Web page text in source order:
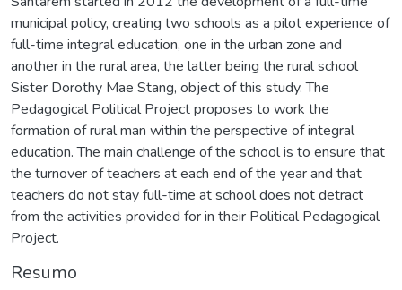
municipal policy, creating two schools as a pilot experience of
full-time integral education, one in the urban zone and
another in the rural area, the latter being the rural school
Sister Dorothy Mae Stang, object of this study. The
Pedagogical Political Project proposes to work the
formation of rural man within the perspective of integral
education. The main challenge of the school is to ensure that
the turnover of teachers at each end of the year and that
teachers do not stay full-time at school does not detract
from the activities provided for in their Political Pedagogical
Project.
Resumo